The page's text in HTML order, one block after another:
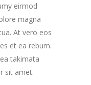
eirmod
magna
At vero eos
et ea rebum.
takimata
sit amet.